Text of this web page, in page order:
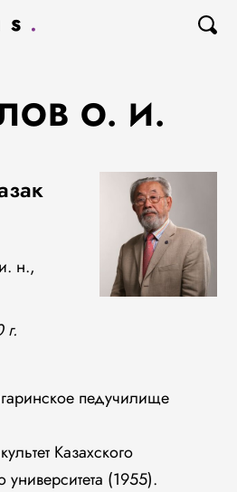
О. И.
н.,
педучилище
Казахского
университета (1955).